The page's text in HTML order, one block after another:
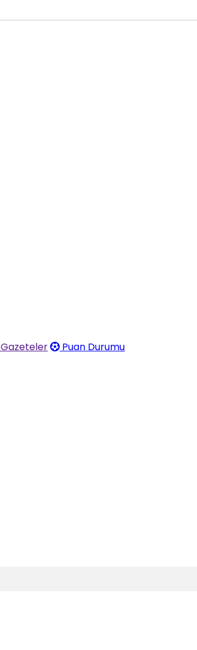
Gazeteler
Puan Durumu